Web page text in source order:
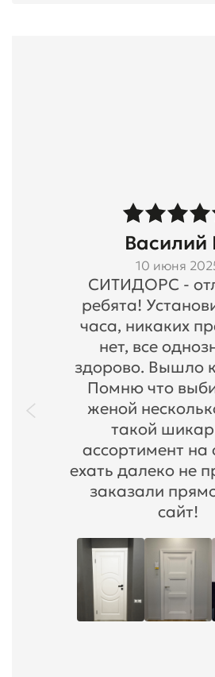
Василий
10 июня
СИТИДОРС -
ребята!
часа, никаких
нет, все
здорово. Вышло
Помню что
женой
такой
ассортимент на
ехать далеко не
заказали
сайт!